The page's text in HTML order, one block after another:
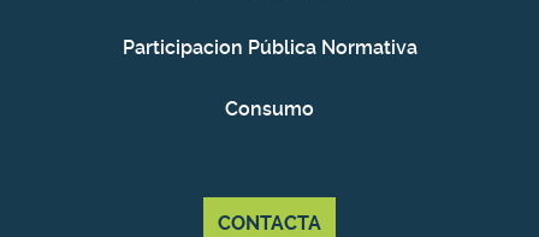
Participacion Pública Normativa
Consumo
CONTACTA